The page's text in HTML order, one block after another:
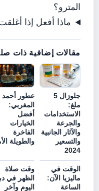
المترو؟
ماذا أفعل إذا
مقالات إضافية ذات
جلوزال 5
ملغ:
الاستخدامات
والجرعة
والآثار الجانبية
والتسعير
2024
عطور أحمد
المغربي:
أفضل
الخيارات
الفاخرة
والطويلة
الوقت في
ماليزيا الآن:
الساعة
وقت صلاة
الظهر في
اليوم وآخر